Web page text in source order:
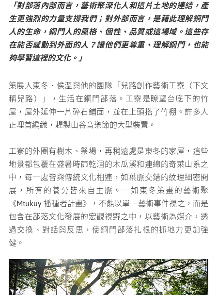
活動專區
媒體專區
原住民族文化藝術補助成果專區
展演櫥窗
關於我們
「對部落內部而言，藝術聚深化人和這片土地的連結，產
生更強烈的力量支撐我們；對外部而言，是藉此理解銅門
人的生命，銅門人的風格、個性、品質或這場域。這些存
在能否感動到外面的人？讓他們更尊重、理解銅門，也能
夠學習這裡的文化。」
策展人東冬．侯溫與他的團隊「兒路創作藝術工寮（下文
稱兒路）」，生活在銅門部落。工寮是瞭望台底下的竹
屋，屋外延伸一片碎石鋪面，並在上頭搭了竹棚。許多人
正埋首編織，趕製山谷音樂節的大型裝置。
工寮的外圈有樹木、祭場，再稍遠處是東冬的家屋，這些
地景都包覆在盛暑時節乾涸的木瓜溪和連綿的奇萊山系之
中，每一處皆與傳統文化相連，如葉脈交錯的紋理細密開
展，所有的養分皆來自主脈。一如東冬策畫的藝術聚
《Mtukuy 播種者計畫》，不能以單一藝術事件視之，而是
包含在部落文化發展的宏觀視野之中，以藝術為媒介，透
過交換、對話與反思，使銅門部落扎根的抓地力更加強
健。